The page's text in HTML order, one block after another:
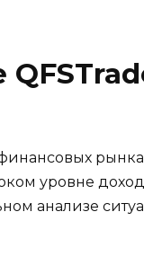
уровне
анализе